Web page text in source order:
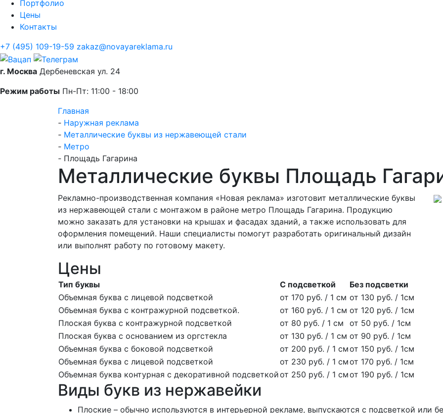
Портфолио
Цены
Контакты
+7 (495) 109-19-59 zakaz@novayareklama.ru
г. Москва Дербеневская ул. 24
Режим работы Пн-Пт: 11:00 - 18:00
Главная
- Наружная реклама
- Металлические буквы из нержавеющей стали
- Метро
- Площадь Гагарина
Металлические буквы Площадь
Рекламно-производственная компания «Новая реклама» изготовит металлические буквы
из нержавеющей стали с монтажом в районе метро Площадь Гагарина. Продукцию
можно заказать для установки на крышах и фасадах зданий, а также использовать для
оформления помещений. Наши специалисты помогут разработать оригинальный дизайн
или выполнят работу по готовому макету.
Цены
Тип буквы С подсветкой
Без подсветки
Объемная буква с лицевой подсветкой
от 170 руб. / 1 см от 130 руб. / 1см
Объемная буква с контражурной подсветкой.
от 160 руб. / 1 см от 120 руб. / 1см
Плоская буква с контражурной подсветкой
от 80 руб. / 1 см
от 50 руб. / 1см
Плоская буква с основанием из оргстекла
от 130 руб. / 1 см от 90 руб. / 1см
Объемная буква с боковой подсветкой
от 200 руб. / 1 смот 150 руб. / 1см
Объемная буква с лицевой подсветкой
от 230 руб. / 1 смот 170 руб. / 1см
Объемная буква контурная с декоративной подсветкойот 250 руб. / 1 смот 190 руб. / 1см
Виды букв из нержавейки
Плоские – обычно используются в интерьерной рекламе, выпускаются с подсветкой или